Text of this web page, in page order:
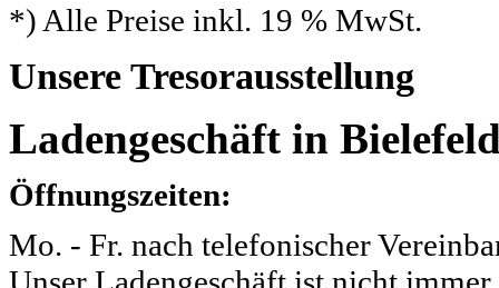
*) Alle Preise inkl. 19 % MwSt.
Unsere Tresorausstellung
Ladengeschäft in
Öffnungszeiten:
Mo. - Fr. nach telefonischer